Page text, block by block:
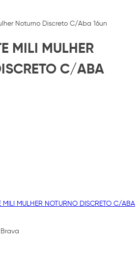
Noturno Discreto C/Aba 16un
MILI MULHER
C/ABA